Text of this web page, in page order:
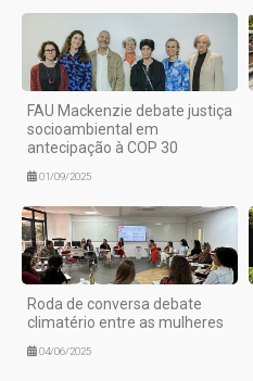
FAU Mackenzie debate justiça
socioambiental em
antecipação à COP 30
01/09/2025
Roda de conversa debate
climatério entre as mulheres
04/06/2025